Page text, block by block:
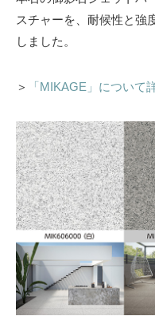
スチャーを、耐候性と強
しました。
＞ 「MIKAGE」について
タイルクリップ （
デザインタイル
輸入セラミックタイル